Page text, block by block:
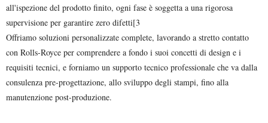
all'ispezione del prodotto finito, ogni fase è soggetta a una rigorosa
supervisione per garantire zero difetti[3
Offriamo soluzioni personalizzate complete, lavorando a stretto contatto
con Rolls-Royce per comprendere a fondo i suoi concetti di design e i
requisiti tecnici, e forniamo un supporto tecnico professionale che va dalla
consulenza pre-progettazione, allo sviluppo degli stampi, fino alla
manutenzione post-produzione.